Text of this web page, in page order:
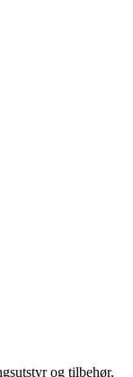
og tilbehør,